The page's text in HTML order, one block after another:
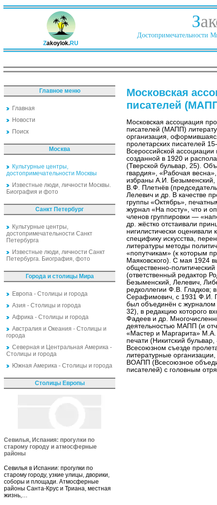
Zakoylok.RU
З
Достопримечательности
Главное меню
Главная
Новости
Поиск
Москва
Культурные центры,
достопримечательности Москвы
Известные люди, личности Москвы.
Биография и фото
Санкт Петербург
Культурные центры,
достопримечательности Санкт
Петербурга
Известные люди, личности Санкт
Петербурга. Биография, фото
Города и столицы Мира
Европа - Столицы и города
Азия - Столицы и города
Африка - Столицы и города
Австралия и Океания - Столицы и
города
Северная и Центральная Америка -
Столицы и города
Южная Америка - Столицы и города
Столицы Европы
Севилья, Испания: прогулки по
старому городу и атмосферные
районы
Севилья в Испании: прогулки по
старому городу, узкие улицы, дворики,
соборы и площади. Атмосферные
районы Санта-Крус и Триана, местная
жизнь,…
Московская
писателей
Московская ассоциация
писателей (МАПП)
организация,
пролетарских писателей
Всероссийской
созданной в 1920 и
(Тверской бульвар, 25).
гвардия», «Рабочая
избраны А.И.
В.Ф. Плетнёв
Лелевич и др. В качестве
группы «Октябрь»,
журнал «На посту», что и
членов группировки —
др. жёстко отстаивали
нигилистически оценивали
специфику искусства,
литературы методы
«попутчикам» (к которым
Маяковского). С мая 1924
общественно-
(ответственный редактор
Безыменский, Лелевич,
редколлегии Ф.В. Гладков;
Серафимович, с 1931 Ф.И.
был объединён с
32), в редакцию которого
Фадеев и др.
деятельностью МАПП (и
«Мастер и Маргарита»
печати (Никитский
Всесоюзном съезде
литературные
ВОАПП (Всесоюзное
писателей) с головным